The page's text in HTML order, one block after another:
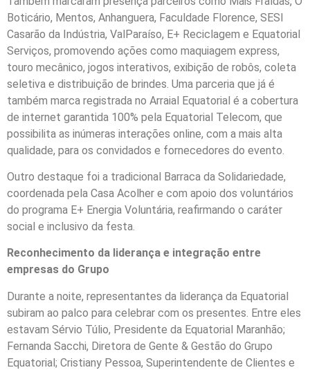
Boticário, Mentos, Anhanguera, Faculdade Florence, SESI
Casarão da Indústria, ValParaíso, E+ Reciclagem e Equatorial
Serviços, promovendo ações como maquiagem express,
touro mecânico, jogos interativos, exibição de robôs, coleta
seletiva e distribuição de brindes. Uma parceria que já é
também marca registrada no Arraial Equatorial é a cobertura
de internet garantida 100% pela Equatorial Telecom, que
possibilita as inúmeras interações online, com a mais alta
qualidade, para os convidados e fornecedores do evento.
Outro destaque foi a tradicional Barraca da Solidariedade,
coordenada pela Casa Acolher e com apoio dos voluntários
do programa E+ Energia Voluntária, reafirmando o caráter
social e inclusivo da festa.
Reconhecimento da liderança e integração entre
empresas do Grupo
Durante a noite, representantes da liderança da Equatorial
subiram ao palco para celebrar com os presentes. Entre eles
estavam Sérvio Túlio, Presidente da Equatorial Maranhão;
Fernanda Sacchi, Diretora de Gente & Gestão do Grupo
Equatorial; Cristiany Pessoa, Superintendente de Clientes e